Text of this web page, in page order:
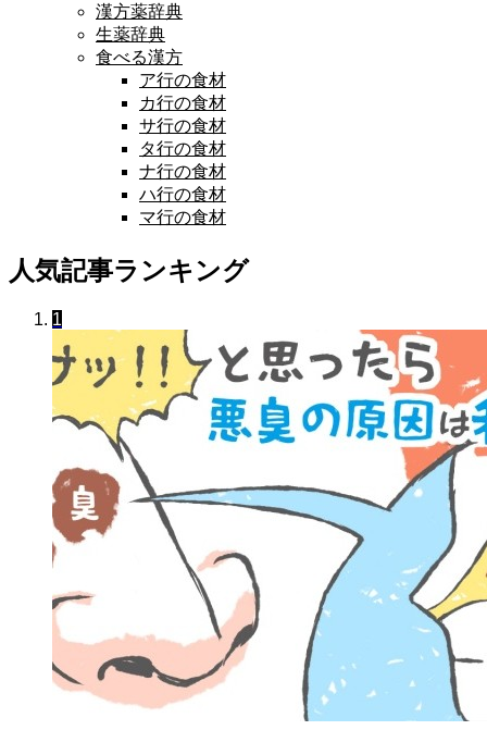
漢方薬辞典
生薬辞典
食べる漢方
ア行の食材
カ行の食材
サ行の食材
タ行の食材
ナ行の食材
ハ行の食材
マ行の食材
人気記事ランキング
1